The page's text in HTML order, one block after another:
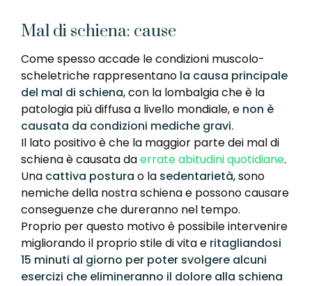
Mal di schiena: cause
Come spesso accade le condizioni muscolo-
scheletriche rappresentano la causa principale
del mal di schiena, con la lombalgia che è la
patologia più diffusa a livello mondiale, e non è
causata da condizioni mediche gravi.
Il lato positivo è che la maggior parte dei mal di
schiena è causata daerrate abitudini quotidiane.
Una cattiva postura o la sedentarietà, sono
nemiche della nostra schiena e possono causare
conseguenze che dureranno nel tempo.
Proprio per questo motivo è possibile intervenire
migliorando il proprio stile di vita e ritagliandosi
15 minuti al giorno per poter svolgere alcuni
esercizi che elimineranno il dolore alla schiena